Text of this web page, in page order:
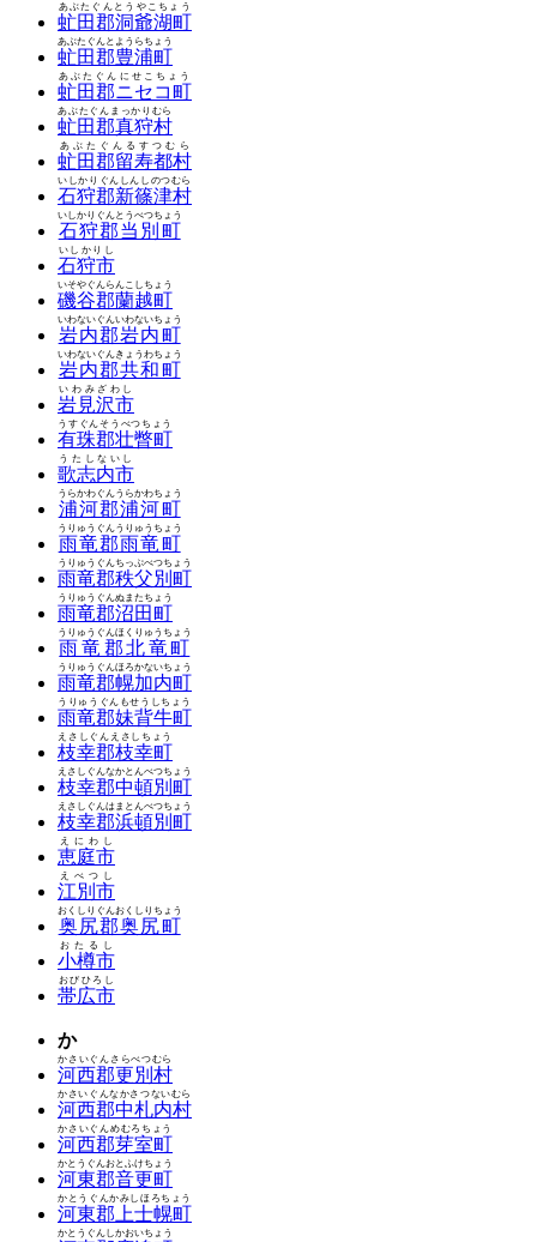
虻田郡洞爺湖町
あぶたぐんとうやこちょう
虻田郡豊浦町
あぶたぐんとようらちょう
虻田郡ニセコ町
あぶたぐんにせこちょう
虻田郡真狩村
あぶたぐんまっかりむら
虻田郡留寿都村
あぶたぐんるすつむら
石狩郡新篠津村
いしかりぐんしんしのつむら
石狩郡当別町
いしかりぐんとうべつちょう
石狩市
いしかりし
磯谷郡蘭越町
いそやぐんらんこしちょう
岩内郡岩内町
いわないぐんいわないちょう
岩内郡共和町
いわないぐんきょうわちょう
岩見沢市
いわみざわし
有珠郡壮瞥町
うすぐんそうべつちょう
歌志内市
うたしないし
浦河郡浦河町
うらかわぐんうらかわちょう
雨竜郡雨竜町
うりゅうぐんうりゅうちょう
雨竜郡秩父別町
うりゅうぐんちっぷべつちょう
雨竜郡沼田町
うりゅうぐんぬまたちょう
雨竜郡北竜町
うりゅうぐんほくりゅうちょう
雨竜郡幌加内町
うりゅうぐんほろかないちょう
雨竜郡妹背牛町
うりゅうぐんもせうしちょう
枝幸郡枝幸町
えさしぐんえさしちょう
枝幸郡中頓別町
えさしぐんなかとんべつちょう
枝幸郡浜頓別町
えさしぐんはまとんべつちょう
恵庭市
えにわし
江別市
えべつし
奥尻郡奥尻町
おくしりぐんおくしりちょう
小樽市
おたるし
帯広市
おびひろし
か
河西郡更別村
かさいぐんさらべつむら
河西郡中札内村
かさいぐんなかさつないむら
河西郡芽室町
かさいぐんめむろちょう
河東郡音更町
かとうぐんおとふけちょう
河東郡上士幌町
かとうぐんかみしほろちょう
かとうぐんしかおいちょう